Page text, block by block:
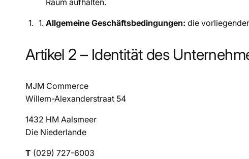
Raum aufhalten.
Allgemeine Geschäftsbedingungen: die
Artikel 2 – Identität des
MJM Commerce
Willem-Alexanderstraat 54
1432 HM Aalsmeer
Die Niederlande
T (029) 727-6003